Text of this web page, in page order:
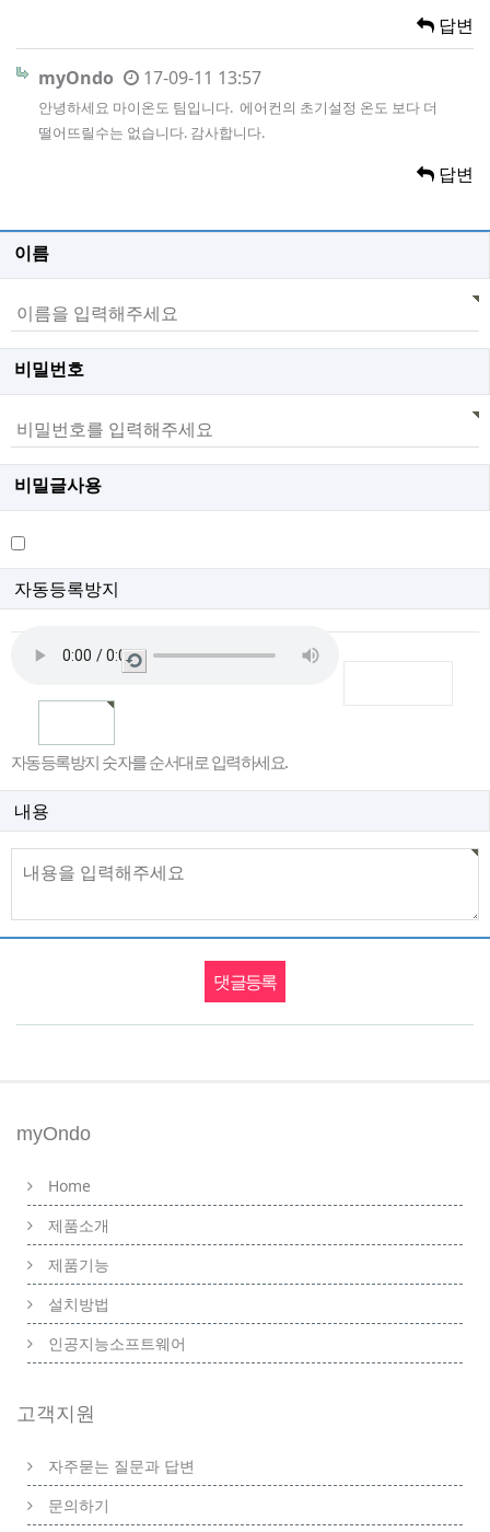
답변
myOndo 17-09-11 13:57
안녕하세요 마이온도 팀입니다. 에어컨의 초기설정 온도 보다 더
떨어뜨릴수는 없습니다. 감사합니다.
답변
이름
비밀번호
비밀글사용
자동등록방지
새
자동등록방지 숫자를 순서대로 입력하세요.
내용
myOndo
Home
제품소개
제품기능
설치방법
인공지능소프트웨어
고객지원
자주묻는 질문과 답변
문의하기